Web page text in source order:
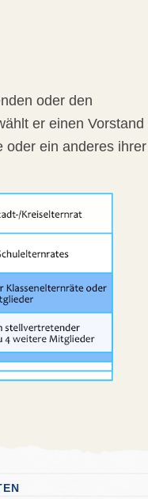
oder den
er einen Vorstand
oder ein anderes ihrer